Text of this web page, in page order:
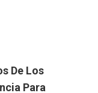
De Los
Para